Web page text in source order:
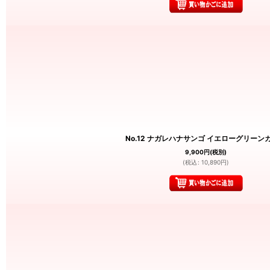
No.12 ナガレハナサンゴ イエローグリーン
9,900円(税別)
(税込 : 10,890円)